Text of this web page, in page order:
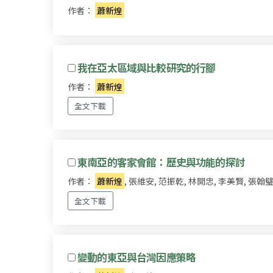
作者： 蕭新煌
我在亞太區域與比較研究的行腳
作者： 蕭新煌
全文下載
東南亞的客家會館：歷史與功能的探討
作者： 蕭新煌 , 張維安, 范振乾, 林開忠, 李美賢, 張翰璧
全文下載
變動的東亞與台灣因應策略